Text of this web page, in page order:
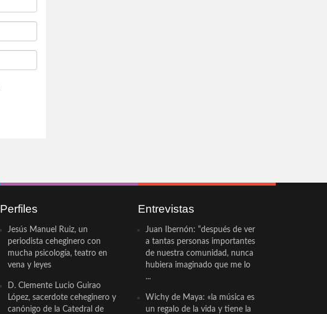
Perfiles
Jesús Manuel Ruiz, un
periodista ceheginero con
mucha psicología, teatro en
vena y leyes
D. Clemente Lucio Guirao
López, sacerdote ceheginero y
canónigo de la Catedral de
Entrevistas
Juan Ibernón: “después de ver
a tantas personas importantes
de nuestra comunidad, nunca
hubiera imaginado que me lo
...
Wichy de Maya: «la música es
un regalo de la vida y tiene la